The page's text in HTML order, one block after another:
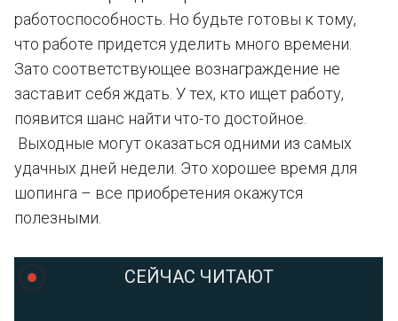
работоспособность. Но будьте готовы к тому,
что работе придется уделить много времени.
Зато соответствующее вознаграждение не
заставит себя ждать. У тех, кто ищет работу,
появится шанс найти что-то достойное.
Выходные могут оказаться одними из самых
удачных дней недели. Это хорошее время для
шопинга – все приобретения окажутся
полезными.
СЕЙЧАС ЧИТАЮТ